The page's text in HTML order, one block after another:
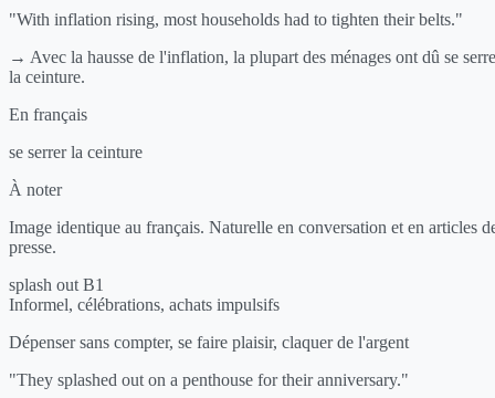
"With inflation rising, most households had to tighten their belts."
→ Avec la hausse de l'inflation, la plupart des ménages ont dû se
la ceinture.
En français
se serrer la ceinture
À noter
Image identique au français. Naturelle en conversation et en articles
presse.
splash out B1
Informel, célébrations, achats impulsifs
Dépenser sans compter, se faire plaisir, claquer de l'argent
"They splashed out on a penthouse for their anniversary."